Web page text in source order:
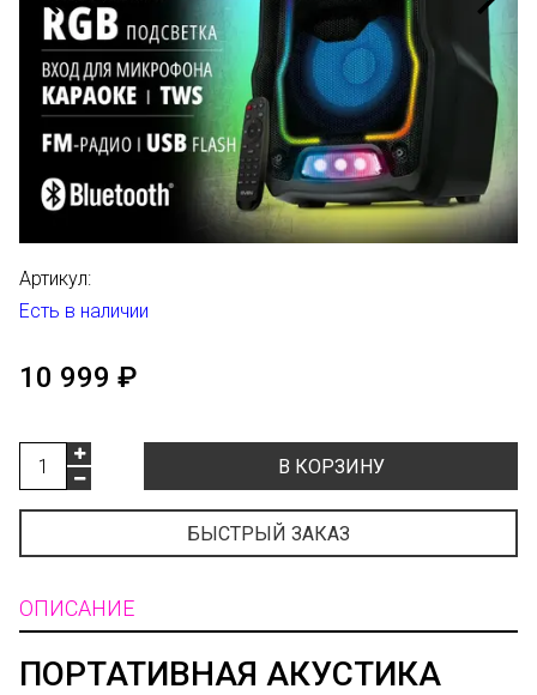
Артикул:
Есть в наличии
10 999 ₽
В КОРЗИНУ
БЫСТРЫЙ ЗАКАЗ
ОПИСАНИЕ
ПОРТАТИВНАЯ АКУСТИКА